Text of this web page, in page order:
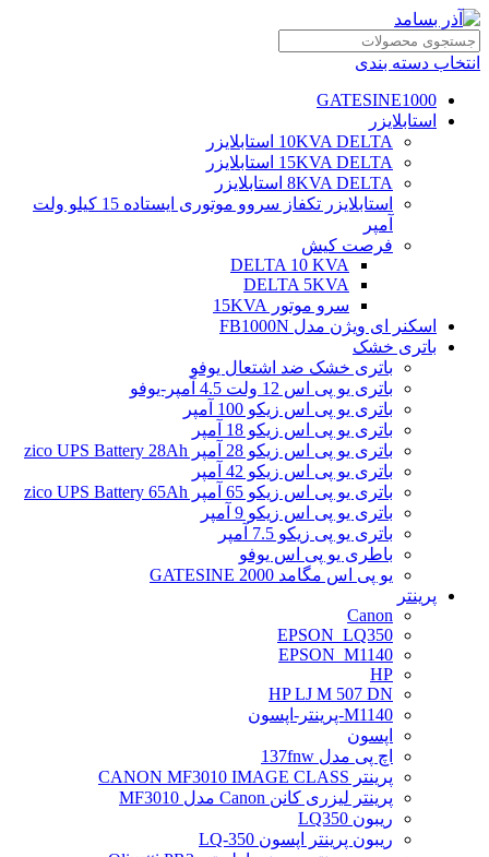
انتخاب دسته بندی
GATESINE1000
استابلایزر
10KVA DELTA استابلایزر
15KVA DELTA استابلایزر
8KVA DELTA استابلایزر
استابلایزر تکفاز سروو موتوری ایستاده 15 کیلو ولت
آمپر
فرصت کیش
DELTA 10 KVA
DELTA 5KVA
سرو موتور 15KVA
اسکنر ای ویژن مدل FB1000N
باتری خشک
باتری خشک ضد اشتعال یوفو
باتری یو پی اس 12 ولت 4.5 آمپر-یوفو
باتری یو پی اس زیکو 100 آمپر
باتری یو پی اس زیکو 18 آمپر
باتری یو پی اس زیکو 28 آمپر zico UPS Battery 28Ah
باتری یو پی اس زیکو 42 آمپر
باتری یو پی اس زیکو 65 آمپر zico UPS Battery 65Ah
باتری یو پی اس زیکو 9 آمپر
باتری یو پی زیکو 7.5 آمپر
باطری یو پی اس یوفو
یو پی اس مگامد GATESINE 2000
پرینتر
Canon
EPSON_LQ350
EPSON_M1140
HP
HP LJ M 507 DN
M1140-پرینتر-اپسون
اپسون
اچ پی مدل 137fnw
پرینتر CANON MF3010 IMAGE CLASS
پرینتر لیزری کانن Canon مدل MF3010
ریبون LQ350
ریبون پرینتر اپسون LQ-350